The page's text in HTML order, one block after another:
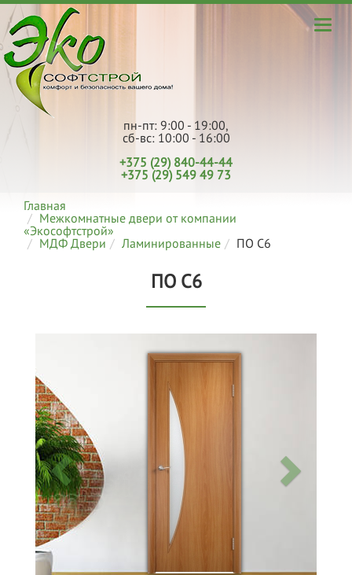
пн-пт: 9:00 - 19:00,
сб-вс: 10:00 - 16:00
+375 (29) 840-44-44
+375 (29) 549 49 73
Главная
Межкомнатные двери от компании
«Экософтстрой»
МДФ Двери
Ламинированные ПО С6
ПО С6